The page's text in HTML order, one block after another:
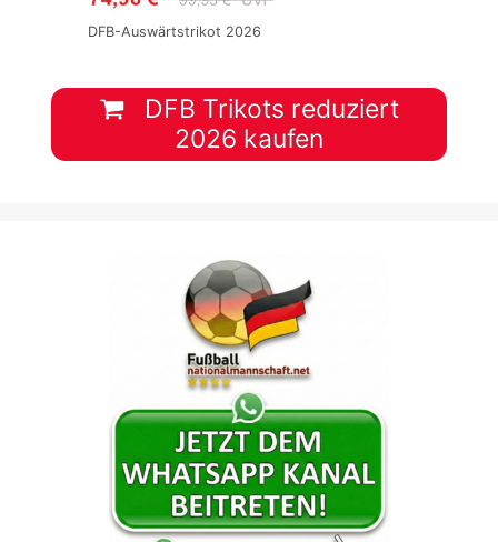
DFB-Auswärtstrikot 2026
DFB Trikots reduziert
2026 kaufen